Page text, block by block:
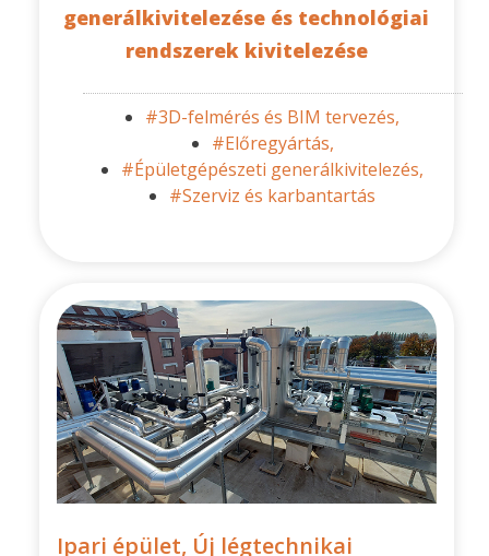
generálkivitelezése és technológiai
rendszerek kivitelezése
#3D-felmérés és BIM tervezés,
#Előregyártás,
#Épületgépészeti generálkivitelezés,
#Szerviz és karbantartás
Ipari épület, Új légtechnikai